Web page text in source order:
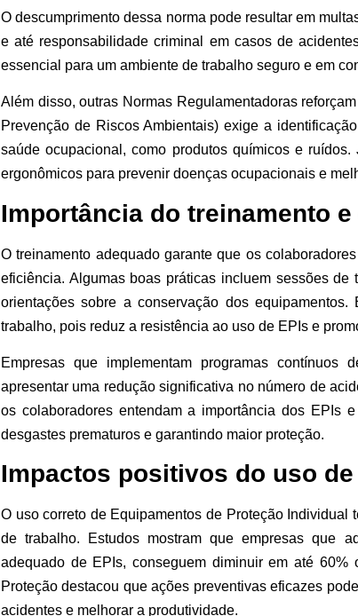
O descumprimento dessa norma pode resultar em
e até responsabilidade criminal em casos de
essencial para um ambiente de trabalho seguro e em
Além disso, outras Normas Regulamentadoras
Prevenção de Riscos Ambientais) exige a
saúde ocupacional, como produtos químicos e ruídos.
ergonômicos para prevenir doenças ocupacionais e
Importância do treinamento
O treinamento adequado garante que os
eficiência. Algumas boas práticas incluem sessões de
orientações sobre a conservação dos
trabalho, pois reduz a resistência ao uso de EPIs e
Empresas que implementam programas contínuos
apresentar uma redução significativa no número de
os colaboradores entendam a importância dos EPIs
desgastes prematuros e garantindo maior proteção.
Impactos positivos do uso de
O uso correto de Equipamentos de Proteção
de trabalho. Estudos mostram que empresas que
adequado de EPIs, conseguem diminuir em até
Proteção destacou que ações preventivas eficazes
acidentes e melhorar a produtividade.